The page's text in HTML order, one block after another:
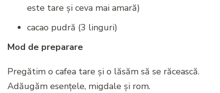
este tare și ceva mai amară)
cacao pudră (3 linguri)
Mod de preparare
Pregătim o cafea tare și o lăsăm să se răcească.
Adăugăm esențele, migdale și rom.